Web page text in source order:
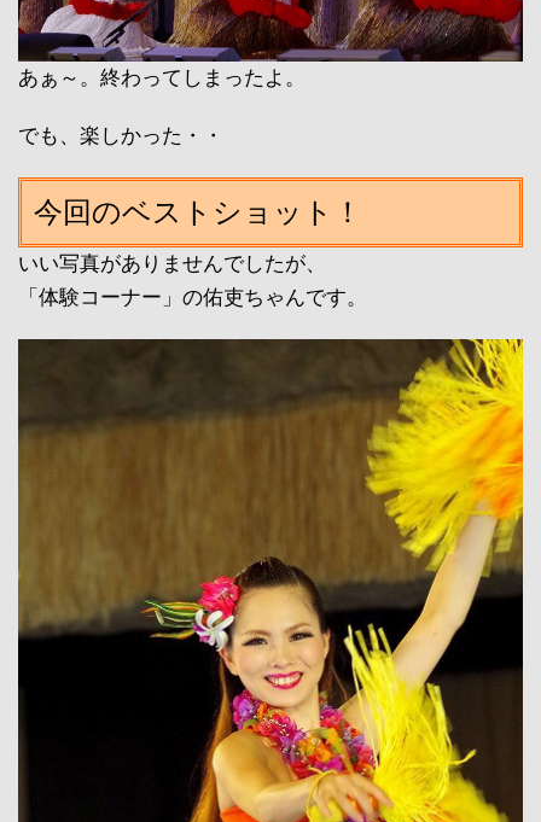
あぁ～。終わってしまったよ。
でも、楽しかった・・
今回のベストショット！
いい写真がありませんでしたが、
「体験コーナー」の佑吏ちゃんです。